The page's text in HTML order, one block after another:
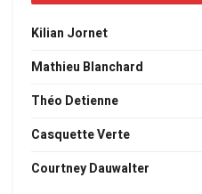
Kilian Jornet
Mathieu Blanchard
Théo Detienne
Casquette Verte
Courtney Dauwalter